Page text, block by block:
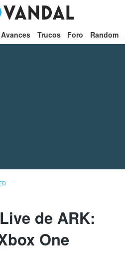
Avances Trucos Foro Random
de ARK:
One